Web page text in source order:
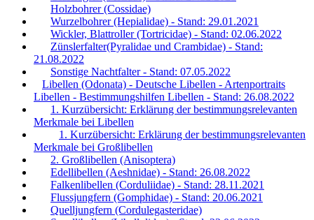
Holzbohrer (Cossidae)
Wurzelbohrer (Hepialidae) - Stand: 29.01.2021
Wickler, Blattroller (Tortricidae) - Stand: 02.06.2022
Zünslerfalter(Pyralidae und Crambidae) - Stand:
21.08.2022
Sonstige Nachtfalter - Stand: 07.05.2022
Libellen (Odonata) - Deutsche Libellen - Artenportraits
Libellen - Bestimmungshilfen Libellen - Stand: 26.08.2022
1. Kurzübersicht: Erklärung der bestimmungsrelevanten
Merkmale bei Libellen
1. Kurzübersicht: Erklärung der bestimmungsrelevanten
Merkmale bei Großlibellen
2. Großlibellen (Anisoptera)
Edellibellen (Aeshnidae) - Stand: 26.08.2022
Falkenlibellen (Corduliidae) - Stand: 28.11.2021
Flussjungfern (Gomphidae) - Stand: 20.06.2021
Quelljungfern (Cordulegasteridae)